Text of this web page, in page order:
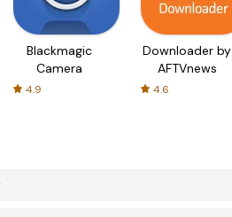
Blackmagic
Camera
4.9
Downloader by
AFTVnews
4.6